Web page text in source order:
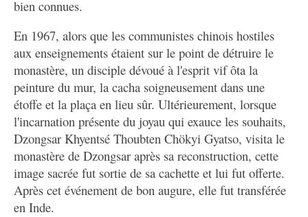
bien connues.
En 1967, alors que les communistes chinois hostiles
aux enseignements étaient sur le point de détruire le
monastère, un disciple dévoué à l'esprit vif ôta la
peinture du mur, la cacha soigneusement dans une
étoffe et la plaça en lieu sûr. Ultérieurement, lorsque
l'incarnation présente du joyau qui exauce les souhaits,
Dzongsar Khyentsé Thoubten Chökyi Gyatso, visita le
monastère de Dzongsar après sa reconstruction, cette
image sacrée fut sortie de sa cachette et lui fut offerte.
Après cet événement de bon augure, elle fut transférée
en Inde.